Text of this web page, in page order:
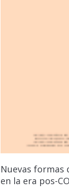
Nuevas formas
en la era pos-